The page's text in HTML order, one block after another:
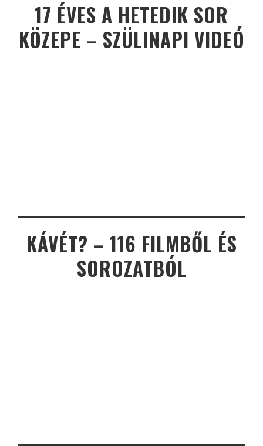
17 ÉVES A HETEDIK SOR
KÖZEPE – SZÜLINAPI VIDEÓ
KÁVÉT? – 116 FILMBŐL ÉS
SOROZATBÓL